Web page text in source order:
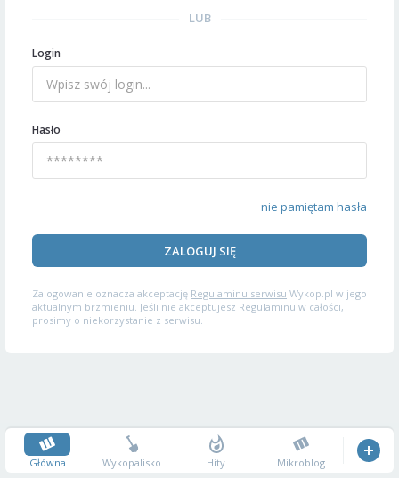
LUB
Login
Hasło
nie pamiętam hasła
ZALOGUJ SIĘ
Zalogowanie oznacza akceptację Regulaminu serwisu Wykop.pl w jego
aktualnym brzmieniu. Jeśli nie akceptujesz Regulaminu w całości,
prosimy o niekorzystanie z serwisu.
Główna Wykopalisko Hity Mikroblog